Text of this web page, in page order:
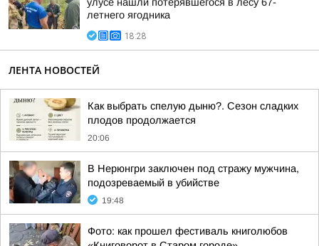
летнего ягодника
18:28
ЛЕНТА НОВОСТЕЙ
Как выбрать спелую дыню?. Сезон сладких
плодов продолжается
20:06
В Нерюнгри заключен под стражу мужчина,
подозреваемый в убийстве
19:48
Фото: как прошел фестиваль книголюбов